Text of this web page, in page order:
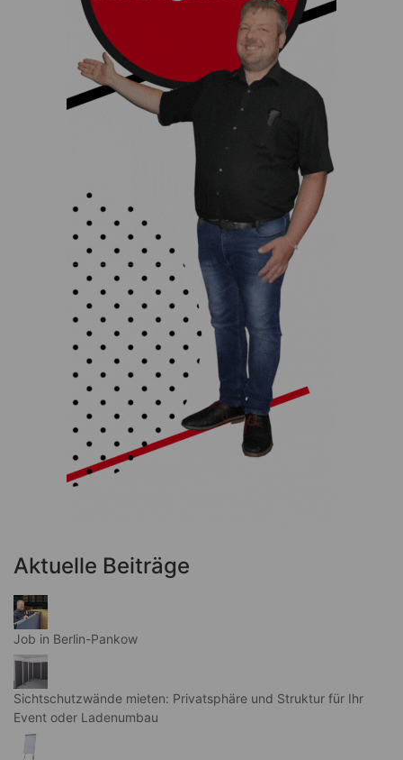
Aktuelle Beiträge
Job in Berlin-Pankow
Sichtschutzwände mieten: Privatsphäre und Struktur für Ihr
Event oder Ladenumbau